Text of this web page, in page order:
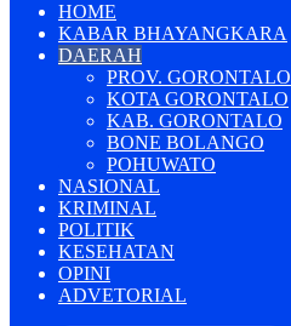
HOME
KABAR BHAYANGKARA
DAERAH
PROV. GORONTALO
KOTA GORONTALO
KAB. GORONTALO
BONE BOLANGO
POHUWATO
NASIONAL
KRIMINAL
POLITIK
KESEHATAN
OPINI
ADVETORIAL